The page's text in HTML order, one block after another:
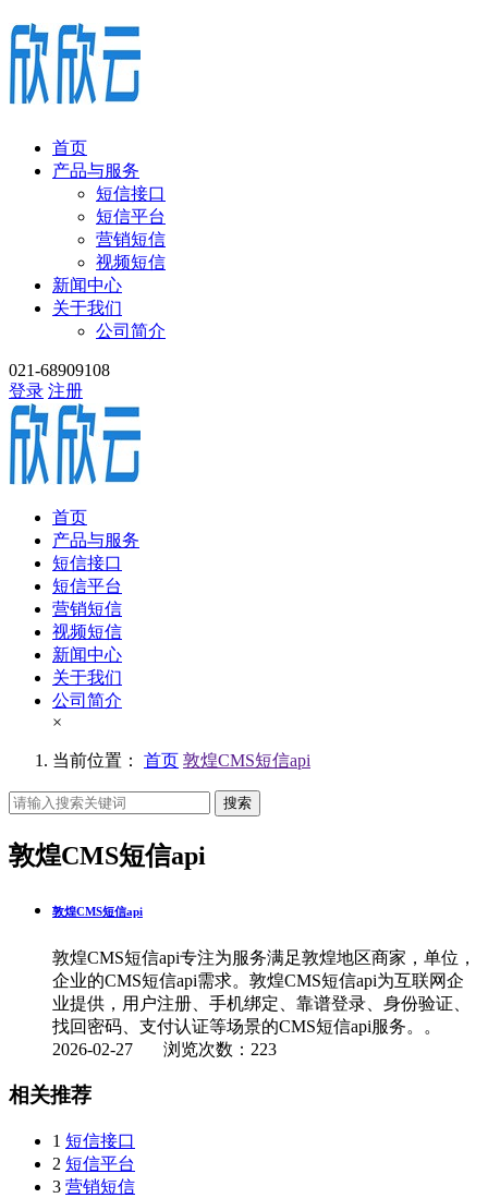
首页
产品与服务
短信接口
短信平台
营销短信
视频短信
新闻中心
关于我们
公司简介
021-68909108
登录 注册
首页
产品与服务
短信接口
短信平台
营销短信
视频短信
新闻中心
关于我们
公司简介
×
当前位置： 首页 敦煌CMS短信api
搜索
敦煌CMS短信api
敦煌CMS短信api
敦煌CMS短信api专注为服务满足敦煌地区商家，单位，
企业的CMS短信api需求。敦煌CMS短信api为互联网企
业提供，用户注册、手机绑定、靠谱登录、身份验证、
找回密码、支付认证等场景的CMS短信api服务。。
2026-02-27 浏览次数：223
相关推荐
1 短信接口
2 短信平台
3 营销短信